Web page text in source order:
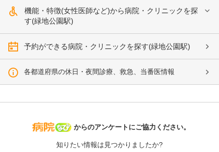
機能・特徴(女性医師など)から病院・クリニックを探
す(緑地公園駅)
予約ができる病院・クリニックを探す(緑地公園駅)
各都道府県の休日・夜間診療、救急、当番医情報
病院なび
からのアンケートにご協力ください。
知りたい情報は見つかりましたか?